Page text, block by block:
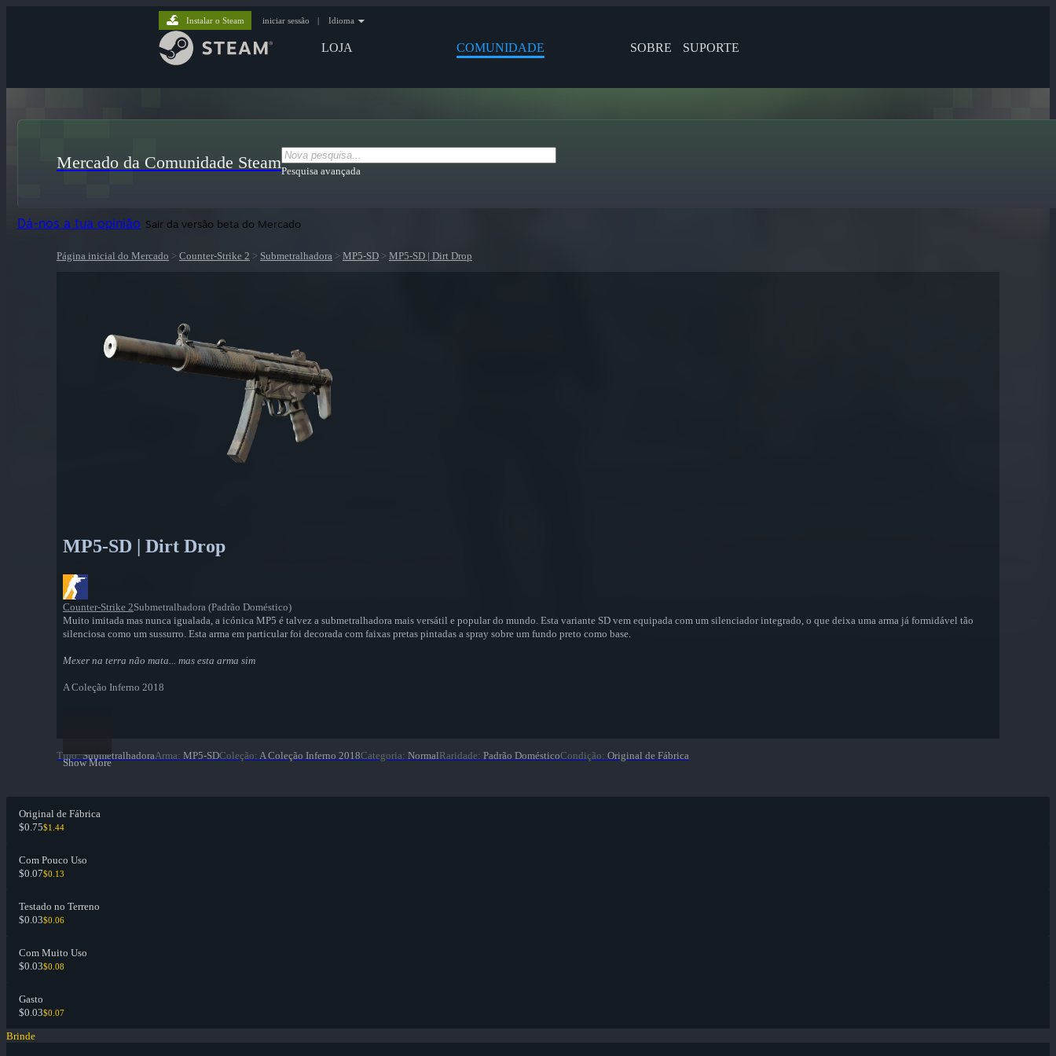
LOJA COMUNIDADE SOBRE SUPORTE
Instalar o Steam iniciar sessão | Idioma
Mercado da Comunidade SteamPesquisa avançada
Dá-nos a tua opinião Sair da versão beta do Mercado
Página inicial do Mercado > Counter-Strike 2 > Submetralhadora > MP5-SD > MP5-SD | Dirt Drop
MP5-SD | Dirt Drop
Counter-Strike 2Submetralhadora (Padrão Doméstico)
Muito imitada mas nunca igualada, a icónica MP5 é talvez a submetralhadora mais versátil e popular do mundo. Esta variante SD vem equipada com um silenciador integrado, o que deixa uma arma já formidável tão
silenciosa como um sussurro. Esta arma em particular foi decorada com faixas pretas pintadas a spray sobre um fundo preto como base.
Mexer na terra não mata... mas esta arma sim
A Coleção Inferno 2018
Show More
Tipo: SubmetralhadoraArma: MP5-SDColeção: A Coleção Inferno 2018Categoria: NormalRaridade: Padrão DomésticoCondição: Original de Fábrica
Original de Fábrica
$0.75$1.44
Com Pouco Uso
$0.07$0.13
Testado no Terreno
$0.03$0.06
Com Muito Uso
$0.03$0.08
Gasto
$0.03$0.07
Brinde